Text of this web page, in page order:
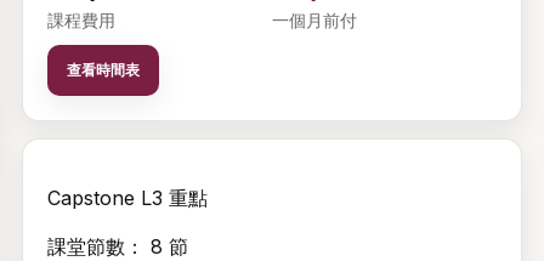
電郵
忘記密碼？
課程費用 一個月前付
查看時間表
Capstone L3 重點
課堂節數： 8 節